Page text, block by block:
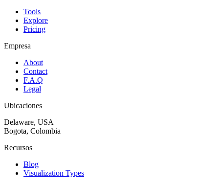
Tools
Explore
Pricing
Empresa
About
Contact
F.A.Q
Legal
Ubicaciones
Delaware, USA
Bogota, Colombia
Recursos
Blog
Visualization Types